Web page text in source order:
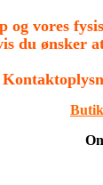
og vores
du ønsker